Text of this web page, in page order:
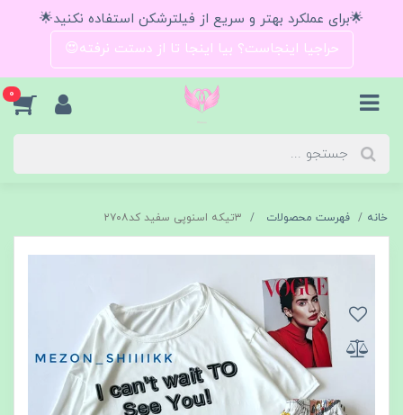
🌟برای عملکرد بهتر و سریع از فیلترشکن استفاده نکنید🌟
حراجیا اینجاست؟ بیا اینجا تا از دستت نرفته😍
0
خانه فهرست محصولات ۳تیکه اسنوپی سفید کد۲۷۰۸